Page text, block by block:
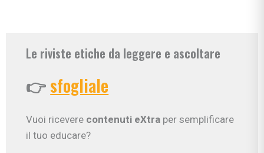
Le riviste etiche da leggere e ascoltare
👉sfogliale
Vuoi ricevere contenuti eXtra per semplificare
il tuo educare?